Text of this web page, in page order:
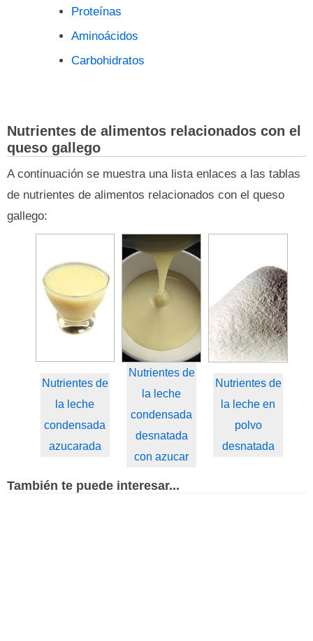
Proteínas
Aminoácidos
Carbohidratos
Nutrientes de alimentos relacionados con el
queso gallego
A continuación se muestra una lista enlaces a las tablas
de nutrientes de alimentos relacionados con el queso
gallego:
Nutrientes de
la leche
condensada
azucarada
Nutrientes de
la leche
condensada
desnatada
con azucar
Nutrientes de
la leche en
polvo
desnatada
También te puede interesar...